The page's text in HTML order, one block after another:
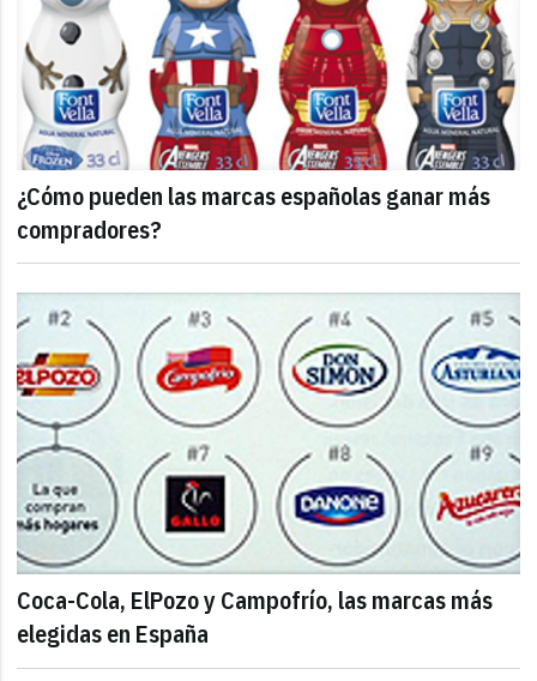
¿Cómo pueden las marcas españolas ganar más
compradores?
Coca-Cola, ElPozo y Campofrío, las marcas más
elegidas en España